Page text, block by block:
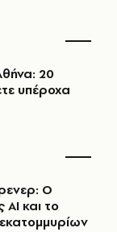
20
υπέροχα
Ο
και το